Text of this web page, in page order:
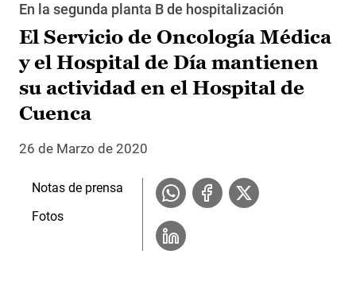
En la segunda planta B de hospitalización
El Servicio de Oncología Médica
y el Hospital de Día mantienen
su actividad en el Hospital de
Cuenca
26 de Marzo de 2020
Notas de prensa
Fotos